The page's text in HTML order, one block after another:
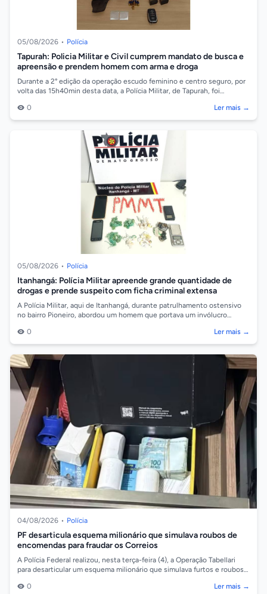
05/08/2026 • Polícia
Tapurah: Policia Militar e Civil cumprem mandato de busca e
apreensão e prendem homem com arma e droga
Durante a 2° edição da operação escudo feminino e centro seguro, por
volta das 15h40min desta data, a Polícia Militar, de Tapurah, foi
0
Ler mais →
05/08/2026 • Polícia
Itanhangá: Polícia Militar apreende grande quantidade de
drogas e prende suspeito com ficha criminal extensa
A Polícia Militar, aqui de Itanhangá, durante patrulhamento ostensivo
no bairro Pioneiro, abordou um homem que portava um invólucro
0
Ler mais →
04/08/2026 • Polícia
PF desarticula esquema milionário que simulava roubos de
encomendas para fraudar os Correios
A Polícia Federal realizou, nesta terça-feira (4), a Operação Tabellari
para desarticular um esquema milionário que simulava furtos e roubos
0
Ler mais →